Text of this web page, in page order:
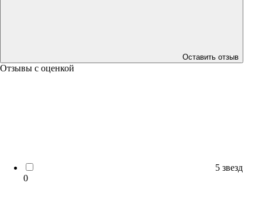
Оставить отзыв
Отзывы с оценкой
5 звезд
0